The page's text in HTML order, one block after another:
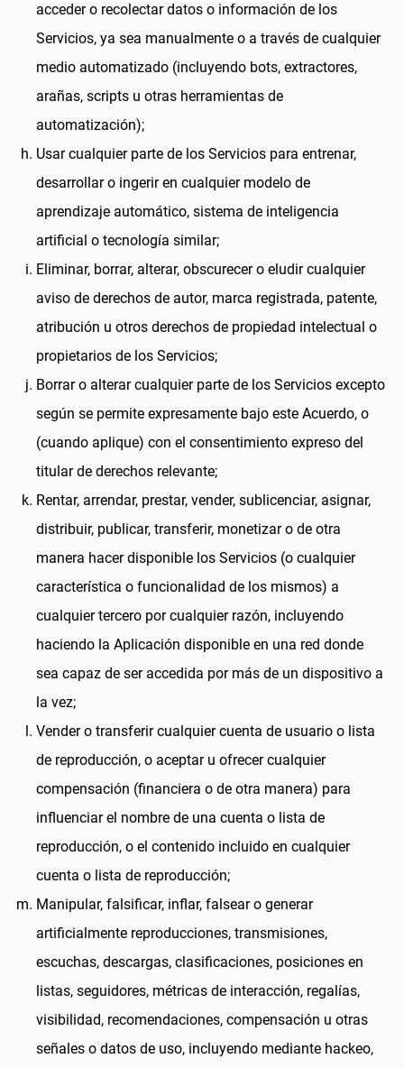
acceder o recolectar datos o información de los
Servicios, ya sea manualmente o a través de cualquier
medio automatizado (incluyendo bots, extractores,
arañas, scripts u otras herramientas de
automatización);
Usar cualquier parte de los Servicios para entrenar,
desarrollar o ingerir en cualquier modelo de
aprendizaje automático, sistema de inteligencia
artificial o tecnología similar;
Eliminar, borrar, alterar, obscurecer o eludir cualquier
aviso de derechos de autor, marca registrada, patente,
atribución u otros derechos de propiedad intelectual o
propietarios de los Servicios;
Borrar o alterar cualquier parte de los Servicios excepto
según se permite expresamente bajo este Acuerdo, o
(cuando aplique) con el consentimiento expreso del
titular de derechos relevante;
Rentar, arrendar, prestar, vender, sublicenciar, asignar,
distribuir, publicar, transferir, monetizar o de otra
manera hacer disponible los Servicios (o cualquier
característica o funcionalidad de los mismos) a
cualquier tercero por cualquier razón, incluyendo
haciendo la Aplicación disponible en una red donde
sea capaz de ser accedida por más de un dispositivo a
la vez;
Vender o transferir cualquier cuenta de usuario o lista
de reproducción, o aceptar u ofrecer cualquier
compensación (financiera o de otra manera) para
influenciar el nombre de una cuenta o lista de
reproducción, o el contenido incluido en cualquier
cuenta o lista de reproducción;
Manipular, falsificar, inflar, falsear o generar
artificialmente reproducciones, transmisiones,
escuchas, descargas, clasificaciones, posiciones en
listas, seguidores, métricas de interacción, regalías,
visibilidad, recomendaciones, compensación u otras
señales o datos de uso, incluyendo mediante hackeo,